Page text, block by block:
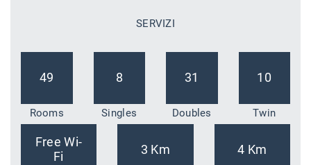
SERVIZI
49
Rooms
8
Singles
31
Doubles
10
Twin
Free Wi-
Fi
3 Km 4 Km